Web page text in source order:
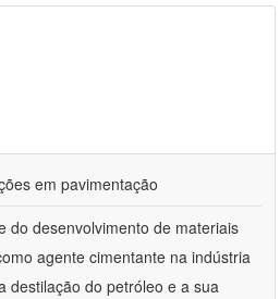
em pavimentação
do desenvolvimento de materiais
agente cimentante na indústria
destilação do petróleo e a sua